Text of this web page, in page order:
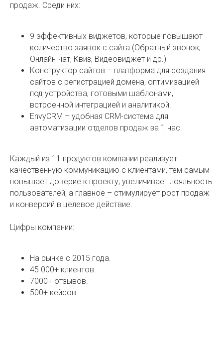
продаж. Среди них:
9 эффективных виджетов, которые повышают
количество заявок с сайта (Обратный звонок,
Онлайн-чат, Квиз, Видеовиджет и др.)
Конструктор сайтов – платформа для создания
сайтов с регистрацией домена, оптимизацией
под устройства, готовыми шаблонами,
встроенной интеграцией и аналитикой.
EnvyCRM – удобная CRM-система для
автоматизации отделов продаж за 1 час.
Каждый из 11 продуктов компании реализует
качественную коммуникацию с клиентами, тем самым
повышает доверие к проекту, увеличивает лояльность
пользователей, а главное – стимулирует рост продаж
и конверсий в целевое действие.
Цифры компании:
На рынке с 2015 года.
45 000+ клиентов.
7000+ отзывов.
500+ кейсов.